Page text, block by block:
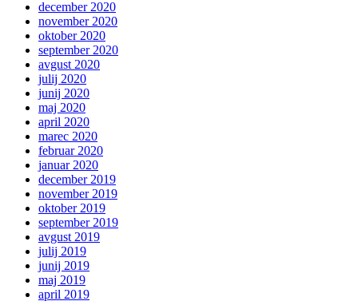
december 2020
november 2020
oktober 2020
september 2020
avgust 2020
julij 2020
junij 2020
maj 2020
april 2020
marec 2020
februar 2020
januar 2020
december 2019
november 2019
oktober 2019
september 2019
avgust 2019
julij 2019
junij 2019
maj 2019
april 2019